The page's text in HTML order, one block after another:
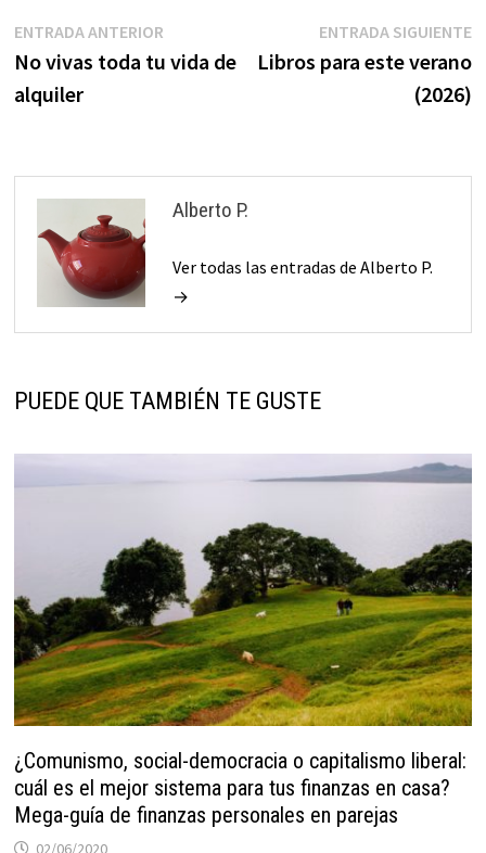
Navegación
de
entradas
ENTRADA ANTERIOREntrada
anterior:
No vivas toda tu vida de
alquiler
ENTRADA SIGUIENTE
Libros para este verano
(2026)
Alberto P.
Ver todas las entradas de Alberto P.
→
PUEDE QUE TAMBIÉN TE GUSTE
¿Comunismo, social-democracia o capitalismo liberal:
cuál es el mejor sistema para tus finanzas en casa?
Mega-guía de finanzas personales en parejas
02/06/2020